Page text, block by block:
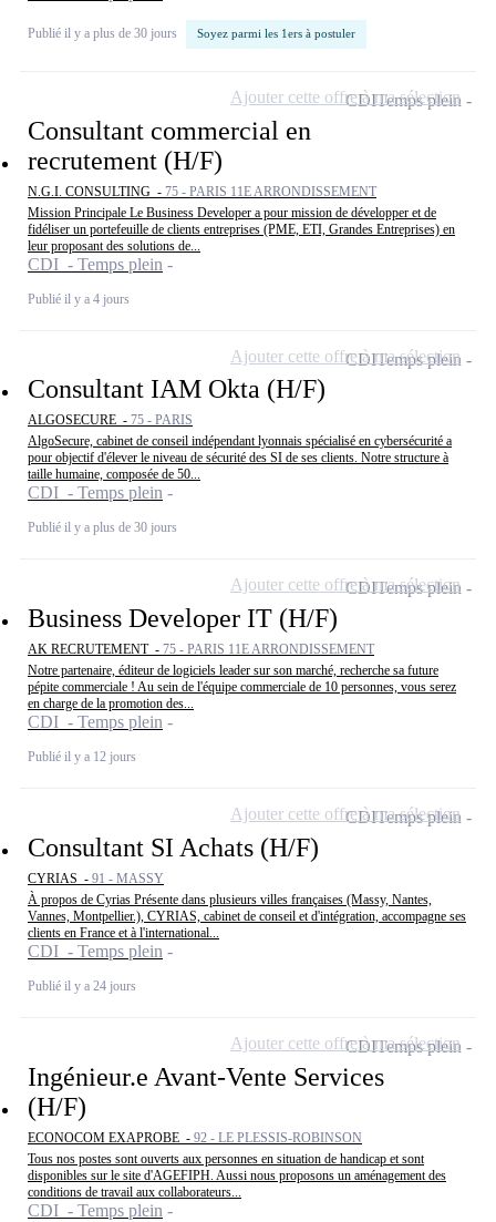
Publié il y a plus de 30 jours Soyez parmi les 1ers à postuler
Consultant commercial en
recrutement (H/F)
N.G.I. CONSULTING - 75 - PARIS 11E ARRONDISSEMENT
Mission Principale Le Business Developer a pour mission de développer et de
fidéliser un portefeuille de clients entreprises (PME, ETI, Grandes Entreprises) en
leur proposant des solutions de...
CDI - Temps plein
Publié il y a 4 jours
CDITemps plein
Ajouter cette offre à ma sélection
Consultant IAM Okta (H/F)
ALGOSECURE - 75 - PARIS
AlgoSecure, cabinet de conseil indépendant lyonnais spécialisé en cybersécurité a
pour objectif d'élever le niveau de sécurité des SI de ses clients. Notre structure à
taille humaine, composée de 50...
CDI - Temps plein
Publié il y a plus de 30 jours
CDITemps plein
Ajouter cette offre à ma sélection
Business Developer IT (H/F)
AK RECRUTEMENT - 75 - PARIS 11E ARRONDISSEMENT
Notre partenaire, éditeur de logiciels leader sur son marché, recherche sa future
pépite commerciale ! Au sein de l'équipe commerciale de 10 personnes, vous serez
en charge de la promotion des...
CDI - Temps plein
Publié il y a 12 jours
CDITemps plein
Ajouter cette offre à ma sélection
Consultant SI Achats (H/F)
CYRIAS - 91 - MASSY
À propos de Cyrias Présente dans plusieurs villes françaises (Massy, Nantes,
Vannes, Montpellier.), CYRIAS, cabinet de conseil et d'intégration, accompagne ses
clients en France et à l'international...
CDI - Temps plein
Publié il y a 24 jours
CDITemps plein
Ajouter cette offre à ma sélection
Ingénieur.e Avant-Vente Services
(H/F)
ECONOCOM EXAPROBE - 92 - LE PLESSIS-ROBINSON
Tous nos postes sont ouverts aux personnes en situation de handicap et sont
disponibles sur le site d'AGEFIPH. Aussi nous proposons un aménagement des
conditions de travail aux collaborateurs...
CDI - Temps plein
CDITemps plein
Ajouter cette offre à ma sélection